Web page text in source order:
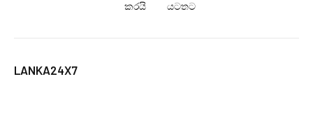
කරයි
යටතට
LANKA24X7